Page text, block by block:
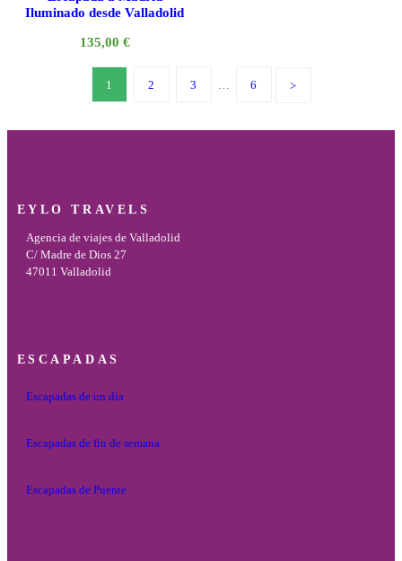
Iluminado desde Valladolid
135,00 €
1 2 3 … 6
EYLO TRAVELS
Agencia de viajes de Valladolid
C/ Madre de Dios 27
47011 Valladolid
ESCAPADAS
Escapadas de un día
Escapadas de fin de semana
Escapadas de Puente